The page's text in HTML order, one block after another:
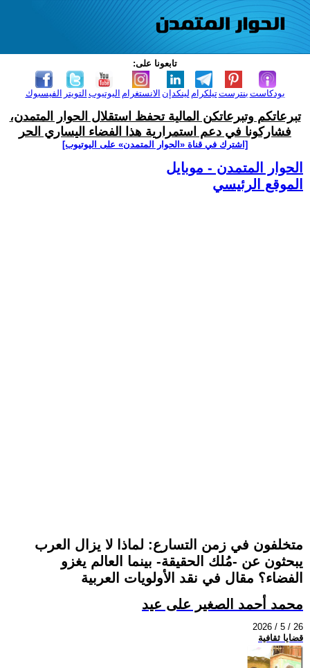
تابعونا على:
الفيسبوك التويتر اليوتيوب الانستغرام لينكدإن تيلكرامبنترست بودكاست
تبرعاتكم وتبرعاتكن المالية تحفظ استقلال الحوار المتمدن،
فشاركونا في دعم استمرارية هذا الفضاء اليساري الحر
[اشترك في قناة ‫«الحوار المتمدن» على اليوتيوب]
الحوار المتمدن - موبايل
الموقع الرئيسي
متخلفون في زمن التسارع: لماذا لا يزال العرب
يبحثون عن -مُلك الحقيقة- بينما العالم يغزو
الفضاء؟ مقال في نقد الأولويات العربية
محمد أحمد الصغير على عيد
2026 / 5 / 26
قضايا ثقافية